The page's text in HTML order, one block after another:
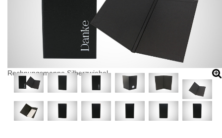
Rechnungsmappe Silberzwiebel